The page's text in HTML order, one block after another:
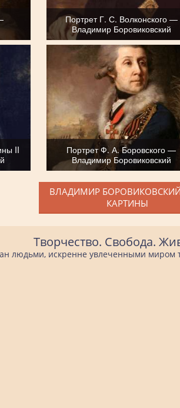
Портрет Г. С. Волконского —
Владимир Боровиковский
II
Портрет Ф. А. Боровского —
Владимир Боровиковский
ВЛАДИМИР БОРОВИКОВСКИЙ
КАРТИНЫ
Творчество. Свобода.
людьми, искренне увлеченными миром